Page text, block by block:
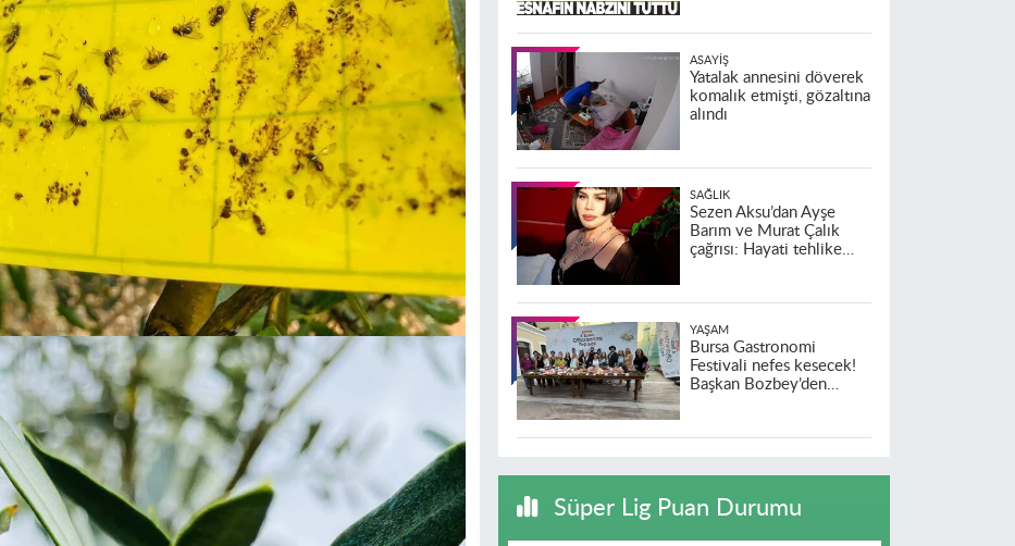
ASAYIŞ
Yatalak annesini döverek
komalık etmişti, gözaltına
alındı
SAĞLIK
Sezen Aksu’dan Ayşe
Barım ve Murat Çalık
çağrısı: Hayati tehlike
YAŞAM
Bursa Gastronomi
Festivali nefes kesecek!
Başkan Bozbey’den
Süper Lig Puan Durumu